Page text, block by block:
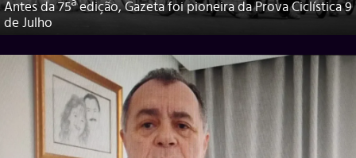
Antes da 75ª edição, Gazeta foi pioneira da Prova Ciclística 9
de Julho